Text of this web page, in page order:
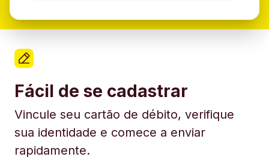
Fácil de se cadastrar
Vincule seu cartão de débito, verifique
sua identidade e comece a enviar
rapidamente.